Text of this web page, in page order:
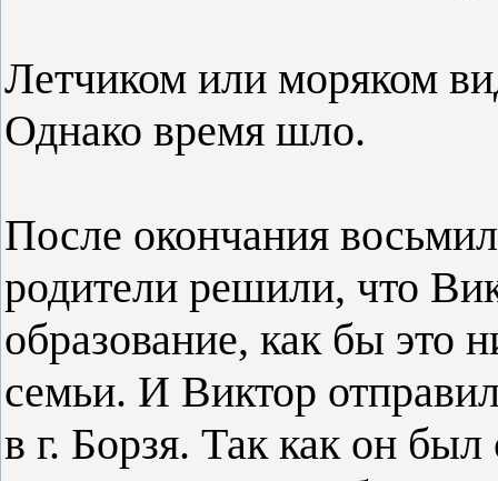
Летчиком или моряком
Однако время шло.
После окончания
родители решили, что
образование, как бы это
семьи. И Виктор
в г. Борзя. Так как он